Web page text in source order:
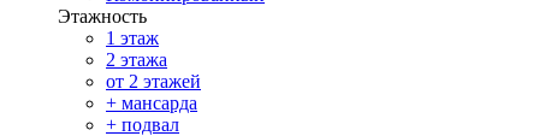
Этажность
1 этаж
2 этажа
от 2 этажей
+ мансарда
+ подвал